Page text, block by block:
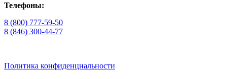
Телефоны:
8 (800) 777-59-50
8 (846) 300-44-77
Политика конфиденциальности